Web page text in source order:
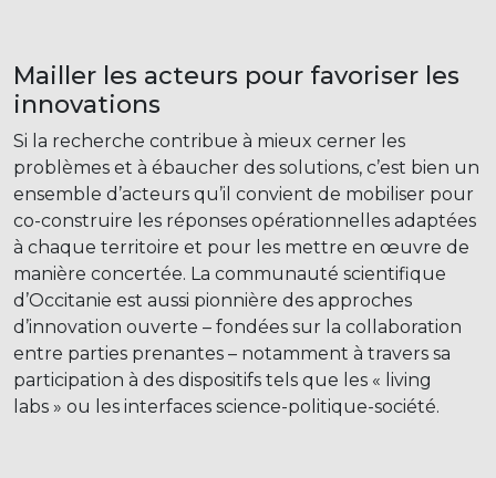
Mailler les acteurs pour favoriser les
innovations
Si la recherche contribue à mieux cerner les
problèmes et à ébaucher des solutions, c’est bien un
ensemble d’acteurs qu’il convient de mobiliser pour
co-construire les réponses opérationnelles adaptées
à chaque territoire et pour les mettre en œuvre de
manière concertée. La communauté scientifique
d’Occitanie est aussi pionnière des approches
d’innovation ouverte – fondées sur la collaboration
entre parties prenantes – notamment à travers sa
participation à des dispositifs tels que les « living
labs » ou les interfaces science-politique-société.